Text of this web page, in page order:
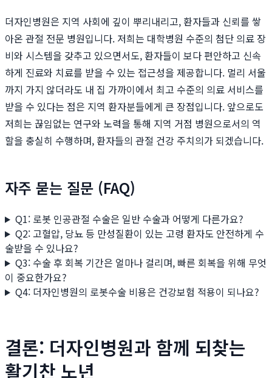
더자인병원은 지역 사회에 깊이 뿌리내리고, 환자들과 신뢰를 쌓
아온 관절 전문 병원입니다. 저희는 대학병원 수준의 첨단 의료 장
비와 시스템을 갖추고 있으면서도, 환자들이 보다 편안하고 신속
하게 진료와 치료를 받을 수 있는 접근성을 제공합니다. 멀리 서울
까지 가지 않더라도 내 집 가까이에서 최고 수준의 의료 서비스를
받을 수 있다는 점은 지역 환자분들에게 큰 장점입니다. 앞으로도
저희는 끊임없는 연구와 노력을 통해 지역 거점 병원으로서의 역
할을 충실히 수행하며, 환자들의 관절 건강 주치의가 되겠습니다.
자주 묻는 질문 (FAQ)
Q1: 로봇 인공관절 수술은 일반 수술과 어떻게 다른가요?
Q2: 고혈압, 당뇨 등 만성질환이 있는 고령 환자도 안전하게 수
술받을 수 있나요?
Q3: 수술 후 회복 기간은 얼마나 걸리며, 빠른 회복을 위해 무엇
이 중요한가요?
Q4: 더자인병원의 로봇수술 비용은 건강보험 적용이 되나요?
결론: 더자인병원과 함께 되찾는
활기찬 노년